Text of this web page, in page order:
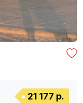
21 177 р.